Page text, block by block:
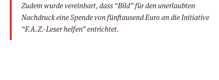
Zudem wurde vereinbart, dass “Bild” für den unerlaubten
Nachdruck eine Spende von fünftausend Euro an die Initiative
“F.A.Z.-Leser helfen” entrichtet.